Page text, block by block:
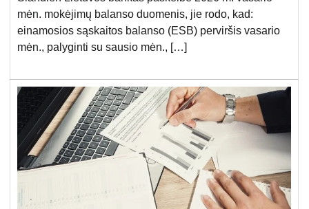
mėn. mokėjimų balanso duomenis, jie rodo, kad:
einamosios sąskaitos balanso (ESB) perviršis vasario
mėn., palyginti su sausio mėn., […]